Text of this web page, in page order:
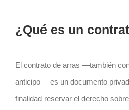
¿Qué es un
El contratode arras —también
anticipo— es un documento
finalidad reservar el derecho